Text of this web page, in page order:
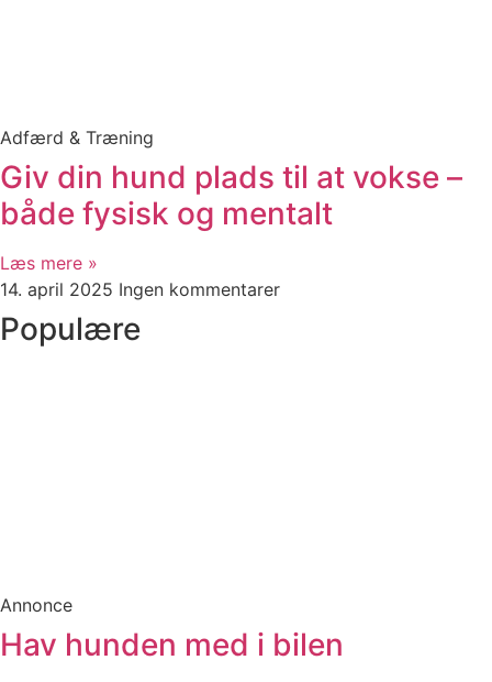
Adfærd & Træning
Giv din hund plads til at vokse –
både fysisk og mentalt
Læs mere »
14. april 2025 Ingen kommentarer
Populære
Annonce
Hav hunden med i bilen